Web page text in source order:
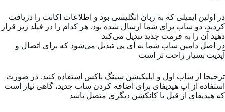
در اولین ایمیلی که به زبان انگلیسی بود و اطلاعات اکانت را دریافت
کردید، دو ساب برای شما ارسال شده بود. هر کدام را در فیلد زیر قرار
دهید آن را به فرمت جدید تبدیل می‌کند
در اصل دامین ساب شما به آی پی تبدیل می‌شود که برای اتصال و
آپدیت بسیار راحت تر است
ترجیحا از ساب اول و اپلیکیشن سینگ باکس استفاده کنید. در صورت
استفاده از اپ هیدیفای برای اضافه کردن ساب جدید، گاهی نیاز است
که هیدیفای از قبل با کانکشن دیگری متصل باشد